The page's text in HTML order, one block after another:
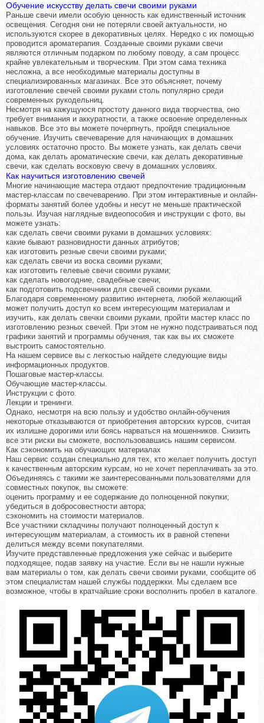
Обучение искусству делать свечи своими руками
Раньше свечи имели особую ценность как единственный источник
освещения. Сегодня они не потеряли своей актуальности, но
используются скорее в декоративных целях. Нередко с их помощью
проводится ароматерапия. Созданные своими руками свечи
являются отличным подарком по любому поводу, а сам процесс
крайне увлекательным и творческим. При этом сама техника
несложна, а все необходимые материалы доступны в
специализированных магазинах. Все это объясняет, почему
изготовление свечей своими руками столь популярно среди
современных рукодельниц.
Несмотря на кажущуюся простоту данного вида творчества, оно
требует внимания и аккуратности, а также освоение определенных
навыков. Все это вы можете почерпнуть, пройдя специальное
обучение. Изучить свечеварение для начинающих в домашних
условиях остаточно просто. Вы можете узнать, как делать свечи
дома, как делать ароматические свечи, как делать декоративные
свечи, как сделать восковую свечу в домашних условиях.
Как научиться изготовлению свечей
Многие начинающие мастера отдают предпочтение традиционным
мастер-классам по свечеварению. При этом интерактивные и онлайн-
форматы занятий более удобны и несут не меньше практической
пользы. Изучая наглядные видеопособия и инструкции с фото, вы
можете узнать:
как сделать свечи своими руками в домашних условиях:
какие бывают разновидности данных атрибутов;
как изготовить резные свечи своими руками;
как сделать свечи из воска своими руками;
как изготовить гелевые свечи своими руками;
как сделать новогодние, свадебные свечи;
как подготовить подсвечники для свечей своими руками.
Благодаря современному развитию интернета, любой желающий
может получить доступ ко всем интересующим материалам и
изучить, как делать свечки своими руками, пройти мастер класс по
изготовлению резных свечей. При этом не нужно подстраиваться под
графики занятий и программы обучения, так как вы их сможете
выстроить самостоятельно.
На нашем сервисе вы с легкостью найдете следующие виды
информационных продуктов.
Пошаговые мастер-классы.
Обучающие мастер-классы.
Инструкции с фото.
Лекции и тренинги.
Однако, несмотря на всю пользу и удобство онлайн-обучения
некоторые отказываются от приобретения авторских курсов, считая
их излишне дорогими или боясь нарваться на мошенников. Снизить
все эти риски вы сможете, воспользовавшись нашим сервисом.
Как сэкономить на обучающих материалах
Наш сервис создан специально для тех, кто желает получить доступ
к качественным авторским курсам, но не хочет переплачивать за это.
Объединяясь с такими же заинтересованными пользователями для
совместных покупок, вы сможете:
оценить программу и ее содержание до полноценной покупки;
убедиться в добросовестности автора;
сэкономить на стоимости материалов.
Все участники складчины получают полноценный доступ к
интересующим материалам, а стоимость их в равной степени
делиться между всеми покупателями.
Изучите представленные предложения уже сейчас и выберите
подходящее, подав заявку на участие. Если вы не нашли нужные
вам материалы о том, как делать свечи своими руками, сообщите об
этом специалистам нашей службы поддержки. Мы сделаем все
возможное, чтобы в кратчайшие сроки восполнить пробел в каталоге.